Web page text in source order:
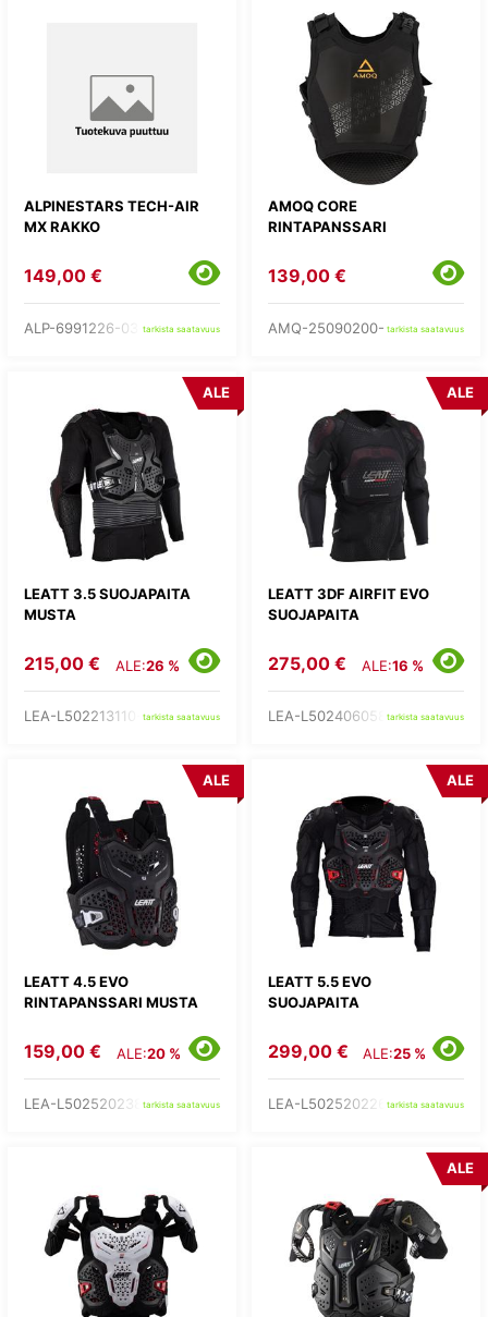
ALPINESTARS TECH-AIR
MX RAKKO
149,00 €
ALP-6991226-03-tarkista saatavuus
AMOQ CORE
RINTAPANSSARI
139,00 €
AMQ-25090200- tarkista saatavuus
LEATT 3.5 SUOJAPAITA
MUSTA
ALE
215,00 € ALE:26 %
LEA-L502213110- tarkista saatavuus
LEATT 3DF AIRFIT EVO
SUOJAPAITA
ALE
275,00 € ALE:16 %
LEA-L502406058-tarkista saatavuus
LEATT 4.5 EVO
RINTAPANSSARI MUSTA
ALE
159,00 € ALE:20 %
LEA-L502520238-tarkista saatavuus
LEATT 5.5 EVO
SUOJAPAITA
ALE
299,00 € ALE:25 %
LEA-L502520226-tarkista saatavuus
ALE